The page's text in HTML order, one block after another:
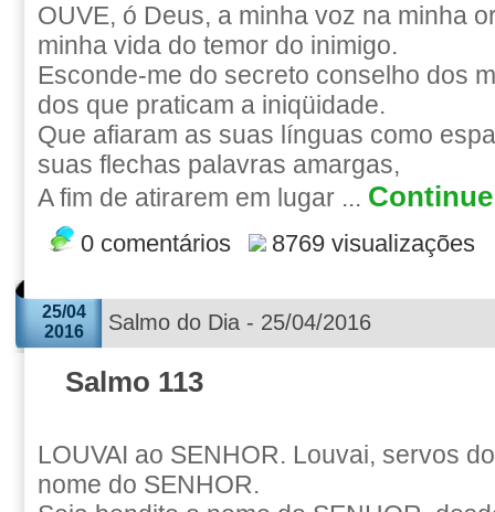
OUVE, ó Deus, a minha voz na minha
minha vida do temor do inimigo.
Esconde-me do secreto conselho dos
dos que praticam a iniqüidade.
Que afiaram as suas línguas como
suas flechas palavras amargas,
A fim de atirarem em lugar ...
0 comentários 8769 visualizações
25/04
2016
Salmo do Dia - 25/04/2016
Salmo 113
LOUVAI ao SENHOR. Louvai, servos
nome do SENHOR.